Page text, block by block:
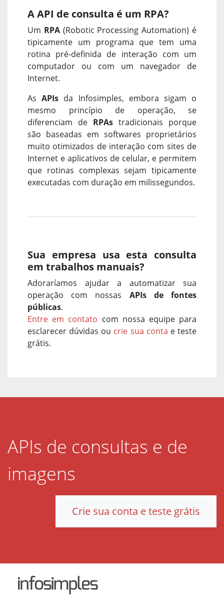
A API de consulta é um RPA?
Um RPA(Robotic Processing Automation) é
tipicamente um programa que tem uma
rotina pré-definida de interação com um
computador ou com um navegador de
Internet.
AsAPIs da Infosimples, embora sigam o
mesmo princípio de operação, se
diferenciam de RPAs tradicionais porque
são baseadas em softwares proprietários
muito otimizados de interação com sites de
Internet e aplicativos de celular, e permitem
que rotinas complexas sejam tipicamente
executadas com duração em milissegundos.
Sua empresa usa esta consulta
em trabalhos manuais?
Adoraríamos ajudar a automatizar sua
operação com nossas APIs de fontes
públicas.
Entre em contato com nossa equipe para
esclarecer dúvidas ou crie sua conta e teste
grátis.
APIs de consultas e de
imagens
Crie sua conta e teste grátis